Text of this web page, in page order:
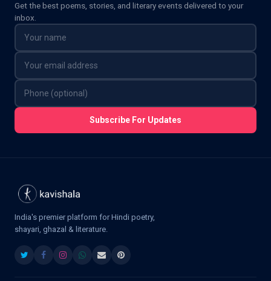
Get the best poems, stories, and literary events delivered to your
inbox.
Subscribe For Updates
India's premier platform for Hindi poetry,
shayari, ghazal & literature.